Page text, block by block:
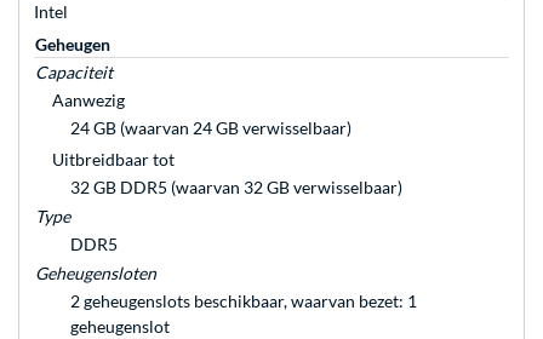
Intel
Geheugen
Capaciteit
Aanwezig
24 GB (waarvan 24 GB verwisselbaar)
Uitbreidbaar tot
32 GB DDR5 (waarvan 32 GB verwisselbaar)
Type
DDR5
Geheugensloten
2 geheugenslots beschikbaar, waarvan bezet: 1
geheugenslot